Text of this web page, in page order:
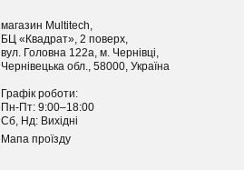
магазин Multitech,
БЦ «Квадрат», 2 поверх,
вул. Головна 122а, м. Чернівці,
Чернівецька обл., 58000, Україна
Графік роботи:
Пн-Пт: 9:00–18:00
Сб, Нд: Вихідні
Мапа проїзду